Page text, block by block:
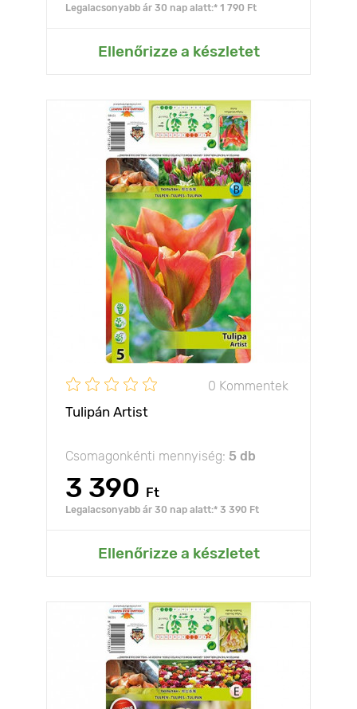
Legalacsonyabb ár 30 nap alatt:* 1 790 Ft
Ellenőrizze a készletet
0 Kommentek
Tulipán Artist
Csomagonkénti mennyiség: 5 db
3 390 Ft
Legalacsonyabb ár 30 nap alatt:* 3 390 Ft
Ellenőrizze a készletet